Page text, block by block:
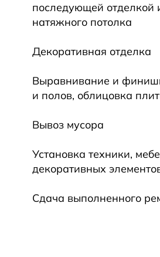
последующей отделкой
натяжного потолка
Декоративная отделка
Выравнивание и
и полов, облицовка
Вывоз мусора
Установка техники,
декоративных
Сдача выполненного